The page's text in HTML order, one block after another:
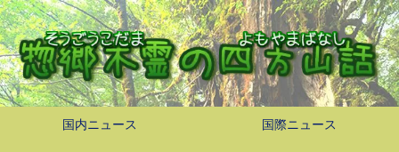
国内ニュース 国際ニュース